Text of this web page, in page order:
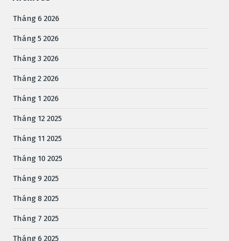
Tháng 6 2026
Tháng 5 2026
Tháng 3 2026
Tháng 2 2026
Tháng 1 2026
Tháng 12 2025
Tháng 11 2025
Tháng 10 2025
Tháng 9 2025
Tháng 8 2025
Tháng 7 2025
Tháng 6 2025